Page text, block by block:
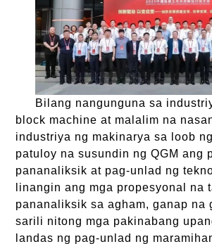
Bilang nangunguna sa
block machine at malalim na
industriya ng makinarya sa loob
patuloy na susundin ng QGM ang
pananaliksik at pag-unlad ng
linangin ang mga propesyonal na
pananaliksik sa agham, ganap na
sarili nitong mga pakinabang
landas ng pag-unlad ng